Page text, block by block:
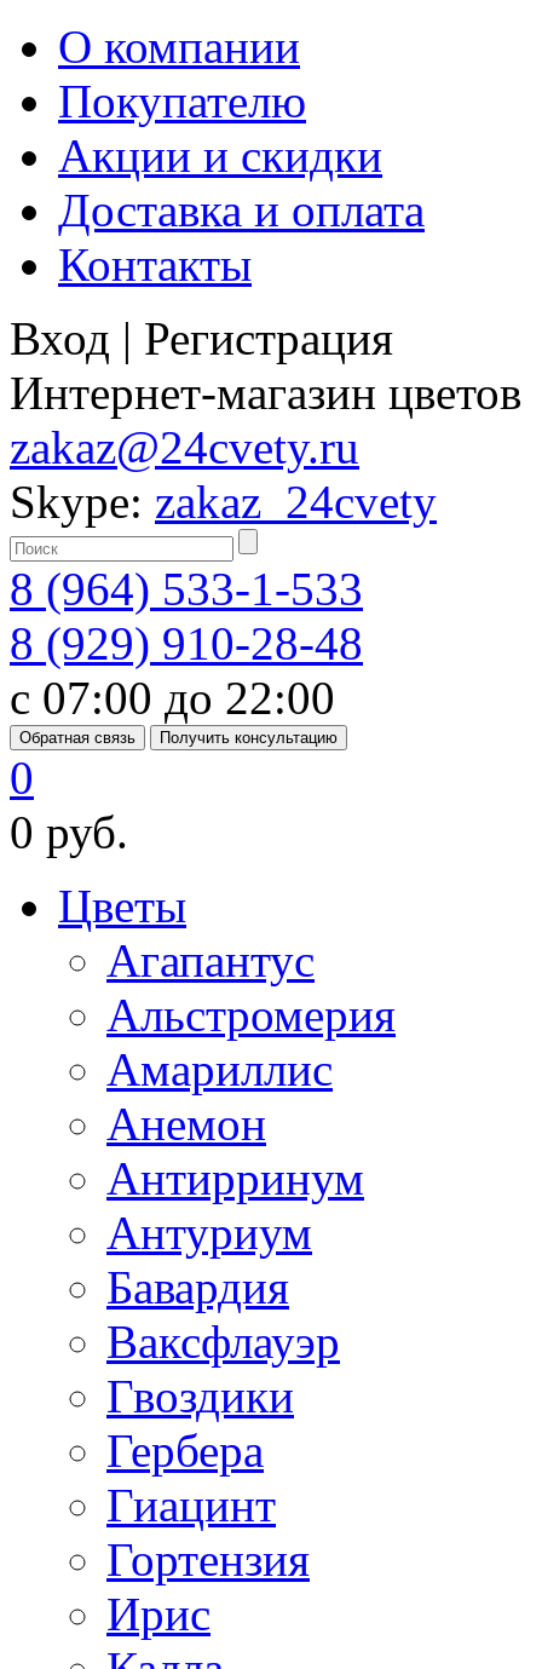
О компании
Покупателю
Акции и скидки
Доставка и оплата
Контакты
Вход | Регистрация
Интернет-магазин цветов
zakaz@24cvety.ru
Skype: zakaz_24cvety
8 (964) 533-1-533
8 (929) 910-28-48
с 07:00 до 22:00
Обратная связь Получить консультацию
0
0 руб.
Цветы
Агапантус
Альстромерия
Амариллис
Анемон
Антирринум
Антуриум
Бавардия
Ваксфлауэр
Гвоздики
Гербера
Гиацинт
Гортензия
Ирис